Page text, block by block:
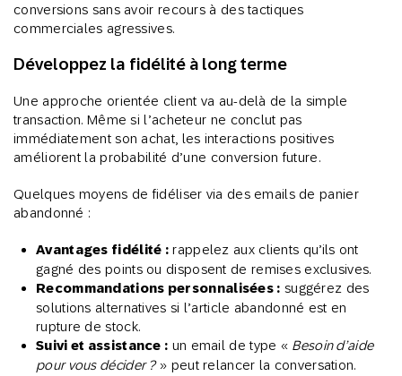
conversions sans avoir recours à des tactiques
commerciales agressives.
Développez la fidélité à long terme
Une approche orientée client va au-delà de la simple
transaction. Même si l’acheteur ne conclut pas
immédiatement son achat, les interactions positives
améliorent la probabilité d’une conversion future.
Quelques moyens de fidéliser via des emails de panier
abandonné :
Avantages fidélité : rappelez aux clients qu’ils ont
gagné des points ou disposent de remises exclusives.
Recommandations personnalisées : suggérez des
solutions alternatives si l’article abandonné est en
rupture de stock.
Suivi et assistance : un email de type « Besoin d’aide
pour vous décider ?» peut relancer la conversation.